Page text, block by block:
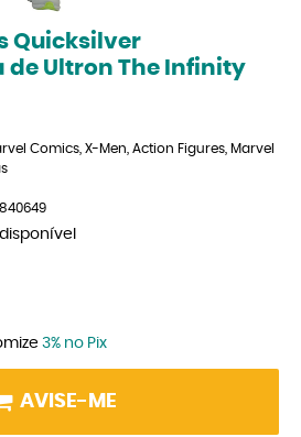
Quicksilver
de Ultron The Infinity
Comics X-Men Action Figures Marvel
3% no Pix
AVISE-ME